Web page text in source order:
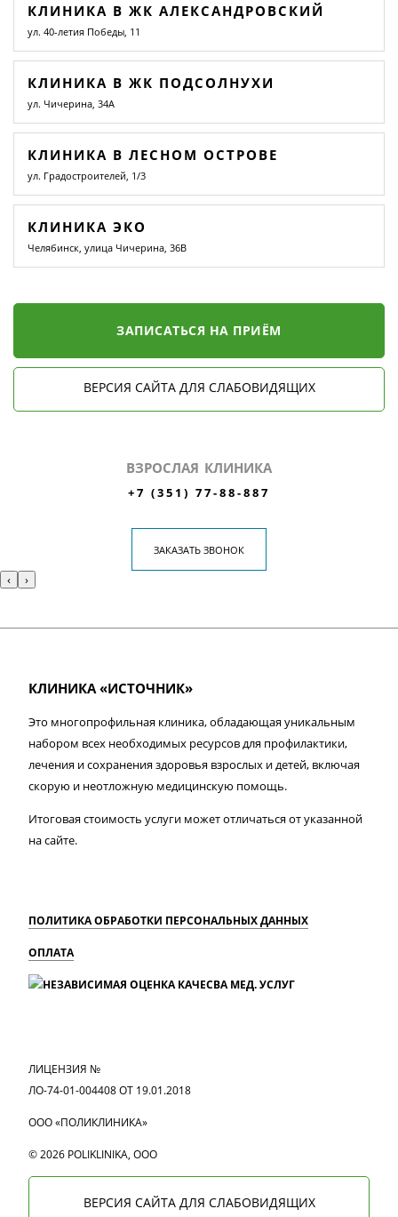
КЛИНИКА В ЖК АЛЕКСАНДРОВСКИЙ
ул. 40-летия Победы, 11
КЛИНИКА В ЖК ПОДСОЛНУХИ
ул. Чичерина, 34А
КЛИНИКА В ЛЕСНОМ ОСТРОВЕ
ул. Градостроителей, 1/3
КЛИНИКА ЭКО
Челябинск, улица Чичерина, 36В
ЗАПИСАТЬСЯ НА ПРИЁМ
ВЕРСИЯ САЙТА ДЛЯ СЛАБОВИДЯЩИХ
ВЗРОСЛАЯ КЛИНИКА
+7 (351) 77-88-887
ЗАКАЗАТЬ ЗВОНОК
‹ ›
КЛИНИКА «ИСТОЧНИК»
Это многопрофильная клиника, обладающая уникальным
набором всех необходимых ресурсов для профилактики,
лечения и сохранения здоровья взрослых и детей, включая
скорую и неотложную медицинскую помощь.
Итоговая стоимость услуги может отличаться от указанной
на сайте.
ПОЛИТИКА ОБРАБОТКИ ПЕРСОНАЛЬНЫХ ДАННЫХ
ОПЛАТА
ЛИЦЕНЗИЯ №
ЛО-74-01-004408 ОТ 19.01.2018
ООО «ПОЛИКЛИНИКА»
© 2026 POLIKLINIKA, OOO
ВЕРСИЯ САЙТА ДЛЯ СЛАБОВИДЯЩИХ